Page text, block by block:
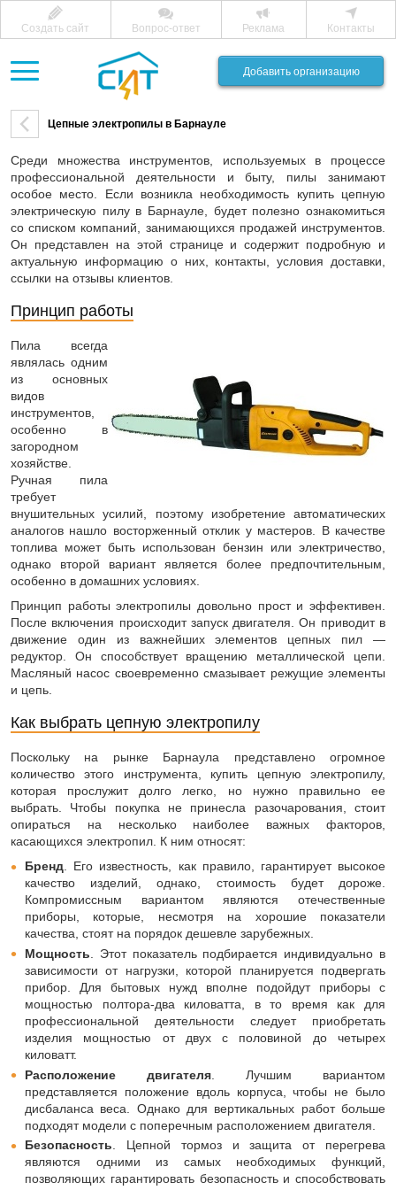
Создать сайт Вопрос-ответ Реклама Контакты
Добавить организацию
Цепные электропилы в Барнауле
Среди множества инструментов, используемых в процессе
профессиональной деятельности и быту, пилы занимают
особое место. Если возникла необходимость купить цепную
электрическую пилу в Барнауле, будет полезно ознакомиться
со списком компаний, занимающихся продажей инструментов.
Он представлен на этой странице и содержит подробную и
актуальную информацию о них, контакты, условия доставки,
ссылки на отзывы клиентов.
Принцип работы
Пила всегда
являлась одним
из основных
видов
инструментов,
особенно в
загородном
хозяйстве.
Ручная пила
требует
внушительных усилий, поэтому изобретение автоматических
аналогов нашло восторженный отклик у мастеров. В качестве
топлива может быть использован бензин или электричество,
однако второй вариант является более предпочтительным,
особенно в домашних условиях.
Принцип работы электропилы довольно прост и эффективен.
После включения происходит запуск двигателя. Он приводит в
движение один из важнейших элементов цепных пил —
редуктор. Он способствует вращению металлической цепи.
Масляный насос своевременно смазывает режущие элементы
и цепь.
Как выбрать цепную электропилу
Поскольку на рынке Барнаула представлено огромное
количество этого инструмента, купить цепную электропилу,
которая прослужит долго легко, но нужно правильно ее
выбрать. Чтобы покупка не принесла разочарования, стоит
опираться на несколько наиболее важных факторов,
касающихся электропил. К ним относят:
Бренд . Его известность, как правило, гарантирует высокое
качество изделий, однако, стоимость будет дороже.
Компромиссным вариантом являются отечественные
приборы, которые, несмотря на хорошие показатели
качества, стоят на порядок дешевле зарубежных.
Мощность . Этот показатель подбирается индивидуально в
зависимости от нагрузки, которой планируется подвергать
прибор. Для бытовых нужд вполне подойдут приборы с
мощностью полтора-два киловатта, в то время как для
профессиональной деятельности следует приобретать
изделия мощностью от двух с половиной до четырех
киловатт.
Расположение двигателя . Лучшим вариантом
представляется положение вдоль корпуса, чтобы не было
дисбаланса веса. Однако для вертикальных работ больше
подходят модели с поперечным расположением двигателя.
Безопасность. Цепной тормоз и защита от перегрева
являются одними из самых необходимых функций,
позволяющих гарантировать безопасность и способствовать